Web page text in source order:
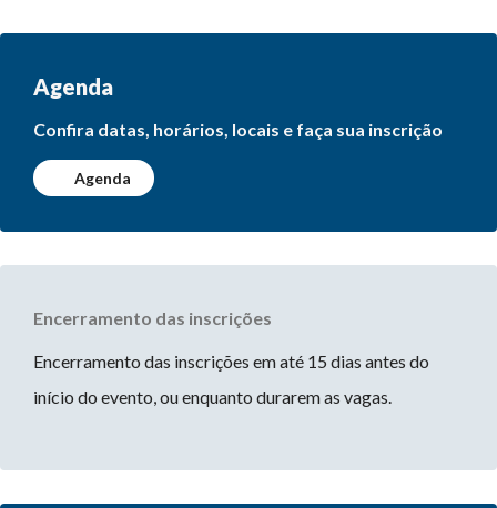
Agenda
Confira datas, horários, locais e faça sua inscrição
Agenda
Encerramento das inscrições
Encerramento das inscrições em até 15 dias antes do
início do evento, ou enquanto durarem as vagas.